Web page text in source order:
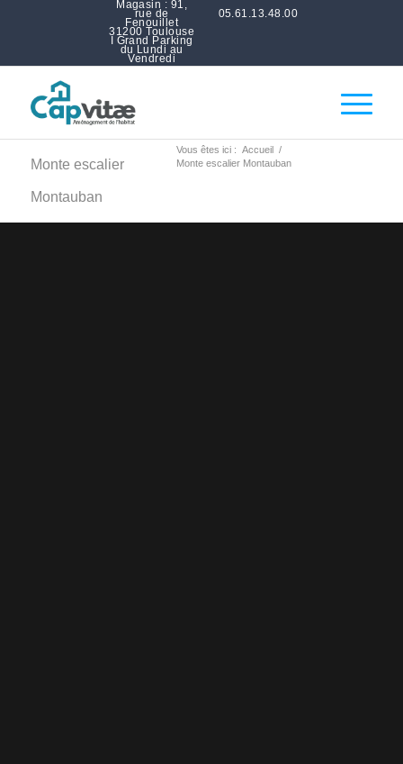
Magasin : 91,
rue de
Fenouillet
31200 Toulouse
I Grand Parking
du Lundi au
Vendredi
05.61.13.48.00
Monte escalier
Montauban
Vous êtes ici : Accueil /
Monte escalier Montauban